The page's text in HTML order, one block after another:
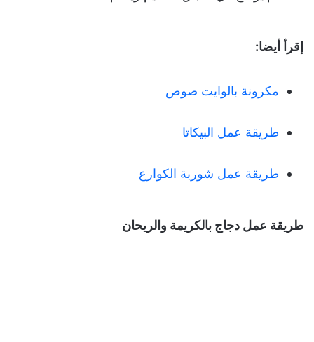
إقرأ أيضا:
مكرونة بالوايت صوص
طريقة عمل البيكاتا
طريقة عمل شوربة الكوارع
طريقة عمل دجاج بالكريمة والريحان